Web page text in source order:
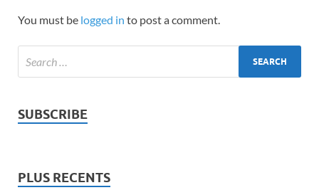
You must be logged in to post a comment.
SUBSCRIBE
PLUS RECENTS